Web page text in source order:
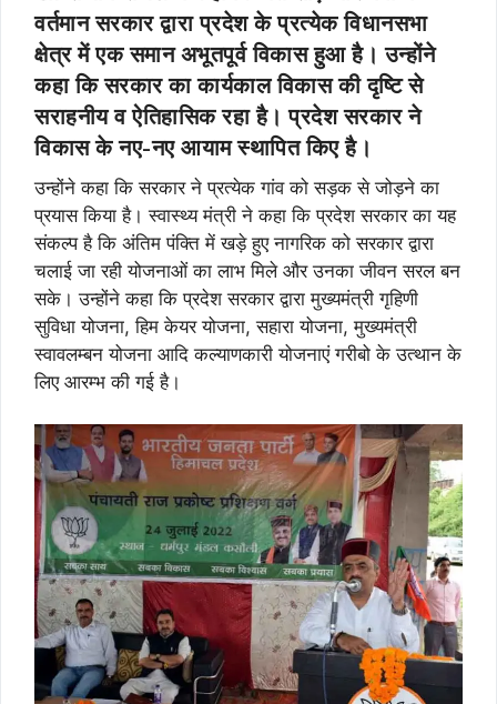
वर्तमान सरकार द्वारा प्रदेश के प्रत्येक विधानसभा
क्षेत्र में एक समान अभूतपूर्व विकास हुआ है। उन्होंने
कहा कि सरकार का कार्यकाल विकास की दृष्टि से
सराहनीय व ऐतिहासिक रहा है। प्रदेश सरकार ने
विकास के नए-नए आयाम स्थापित किए है।
उन्होंने कहा कि सरकार ने प्रत्येक गांव को सड़क से जोड़ने का
प्रयास किया है। स्वास्थ्य मंत्री ने कहा कि प्रदेश सरकार का यह
संकल्प है कि अंतिम पंक्ति में खड़े हुए नागरिक को सरकार द्वारा
चलाई जा रही योजनाओं का लाभ मिले और उनका जीवन सरल बन
सके। उन्होंने कहा कि प्रदेश सरकार द्वारा मुख्यमंत्री गृहिणी
सुविधा योजना, हिम केयर योजना, सहारा योजना, मुख्यमंत्री
स्वावलम्बन योजना आदि कल्याणकारी योजनाएं गरीबो के उत्थान के
लिए आरम्भ की गई है।